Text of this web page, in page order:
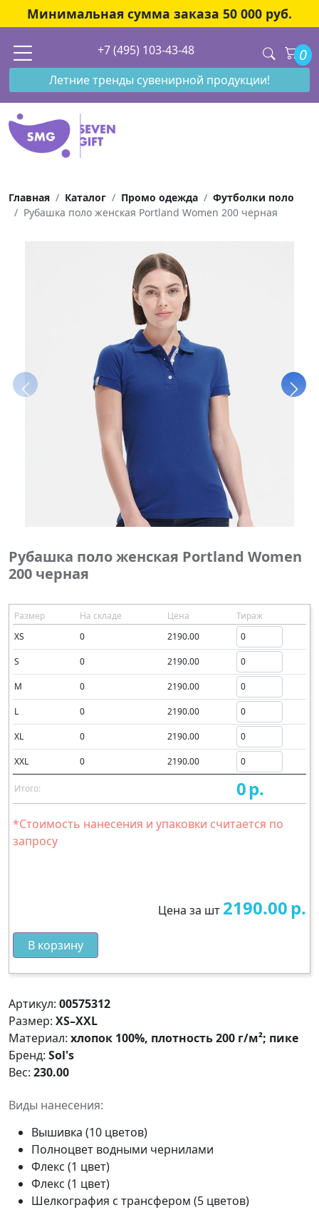
Минимальная сумма заказа 50 000 руб.
+7 (495) 103-43-48 0
Летние тренды сувенирной продукции!
Главная Каталог Промо одежда
Футболки поло
Рубашка поло женская Portland Women 200 черная
Рубашка поло женская Portland Women
200 черная
Размер На складе Цена
Тираж
XS
0 2190.00
S 0 2190.00
M 0 2190.00
L 0 2190.00
XL 0 2190.00
XXL 0 2190.00
Итого: 0р.
*Стоимость нанесения и упаковки считается по
запросу
Цена за шт 2190.00р.
В корзину
Артикул: 00575312
Размер: XS–XXL
Материал: хлопок 100%, плотность 200 г/м²; пике
Бренд: Sol's
Вес: 230.00
Виды нанесения:
Вышивка (10 цветов)
Полноцвет водными чернилами
Флекс (1 цвет)
Флекс (1 цвет)
Шелкография с трансфером (5 цветов)